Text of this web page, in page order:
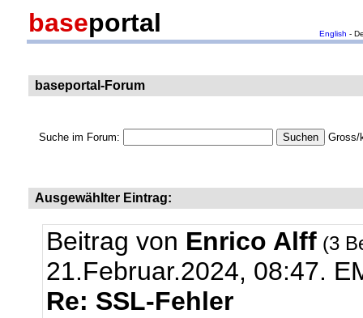
baseportal English -
baseportal-Forum
Suche im Forum: Gross/
Ausgewählter Eintrag:
Beitrag von Enrico Alff (3
21.Februar.2024, 08:47.
Re: SSL-Fehler